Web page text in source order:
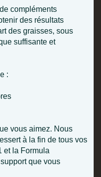
compléments
des résultats
des graisses, sous
suffisante et
:
vous aimez. Nous
à la fin de tous vos
et la Formula
que vous